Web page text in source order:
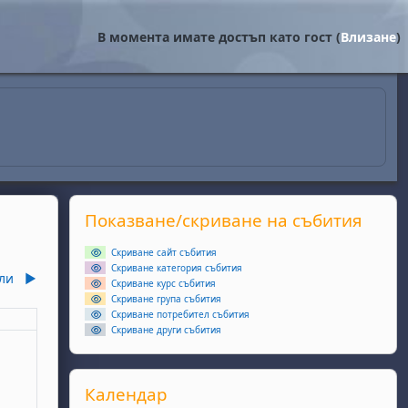
В момента имате достъп като гост (Влизане)
▶︎
6 юнинеделя, 7 юни
Supplementary blocks
Прескочи Показване/скриване на събития
Показване/скриване на събития
Скриване сайт събития
Скриване категория събития
Скриване курс събития
Скриване група събития
Скриване потребител събития
Скриване други събития
Прескочи Календар
Календар